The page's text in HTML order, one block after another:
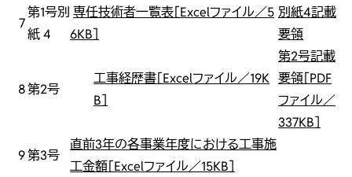
7
第1号別
紙 4
専任技術者一覧表［Excelファイル／5
6KB］
別紙4記載
要領
8第2号
工事経歴書［Excelファイル／19K
B］
第2号記載
要領［PDF
ファイル／
337KB］
9第3号
直前3年の各事業年度における工事施
工金額［Excelファイル／15KB］